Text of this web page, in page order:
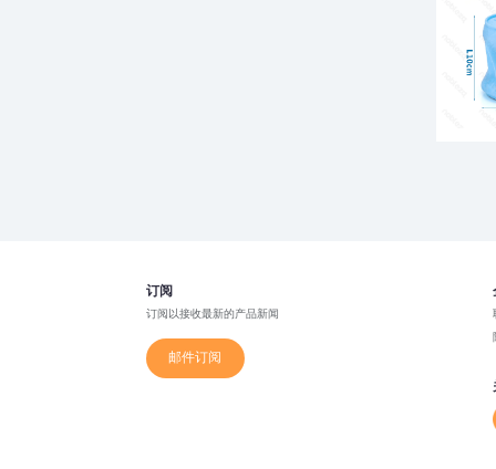
订阅
订阅以接收最新的产品新闻
邮件订阅